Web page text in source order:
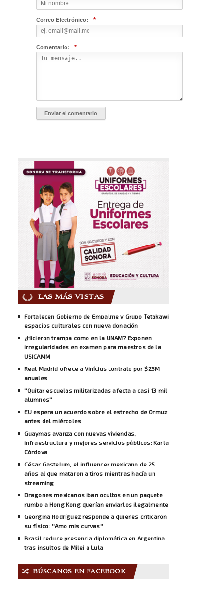
Correo Electrónico: *
Comentario: *
LAS MÁS VISTAS
Fortalecen Gobierno de Empalme y Grupo Tetakawi
espacios culturales con nueva donación
¿Hicieron trampa como en la UNAM? Exponen
irregularidades en examen para maestros de la
USICAMM
Real Madrid ofrece a Vinícius contrato por $25M
anuales
''Quitar escuelas militarizadas afecta a casi 13 mil
alumnos''
EU espera un acuerdo sobre el estrecho de Ormuz
antes del miércoles
Guaymas avanza con nuevas viviendas,
infraestructura y mejores servicios públicos: Karla
Córdova
César Gastelum, el influencer mexicano de 25
años al que mataron a tiros mientras hacía un
streaming
Dragones mexicanos iban ocultos en un paquete
rumbo a Hong Kong querían enviarlos ilegalmente
Georgina Rodríguez responde a quienes criticaron
su físico: ''Amo mis curvas''
Brasil reduce presencia diplomática en Argentina
tras insultos de Milei a Lula
🔀 BÚSCANOS EN FACEBOOK